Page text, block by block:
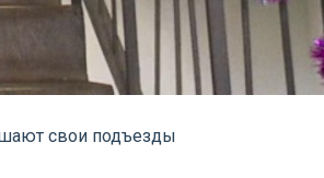
свои подъезды